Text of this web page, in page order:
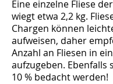
Eine einzelne Fliese
wiegt etwa 2,2 kg.
Chargen können
aufweisen, daher
Anzahl an Fliesen in
aufzugeben. Ebenfalls
10 % bedacht werden!